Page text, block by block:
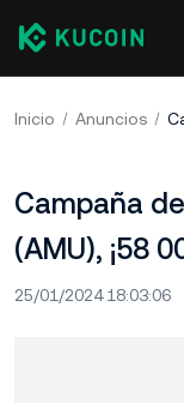
Inicio Anuncios
Campaña
(AMU), ¡58
25/01/2024 18:03:06